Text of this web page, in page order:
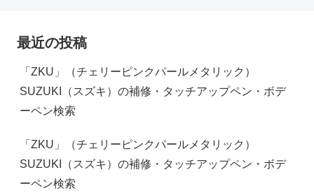
最近の投稿
「ZKU」（チェリーピンクパールメタリック）
SUZUKI（スズキ）の補修・タッチアップペン・ボデ
ーペン検索
「ZKU」（チェリーピンクパールメタリック）
SUZUKI（スズキ）の補修・タッチアップペン・ボデ
ーペン検索